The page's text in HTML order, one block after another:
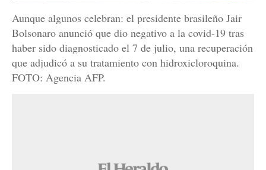
Aunque algunos celebran: el presidente brasileño Jair
Bolsonaro anunció que dio negativo a la covid-19 tras
haber sido diagnosticado el 7 de julio, una recuperación
que adjudicó a su tratamiento con hidroxicloroquina.
FOTO: Agencia AFP.